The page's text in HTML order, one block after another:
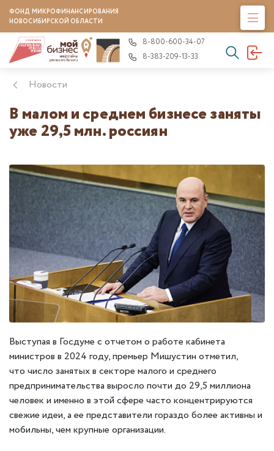
ФОНД МИКРОФИНАНСИРОВАНИЯ
НОВОСИБИРСКОЙ ОБЛАСТИ
8-800-600-34-07
8-383-209-13-33
Новости
В малом и среднем бизнесе заняты
уже 29,5 млн. россиян
Выступая в Госдуме с отчетом о работе кабинета
министров в 2024 году, премьер Мишустин отметил,
что число занятых в секторе малого и среднего
предпринимательства выросло почти до 29,5 миллиона
человек и именно в этой сфере часто концентрируются
свежие идеи, а ее представители гораздо более активны и
мобильны, чем крупные организации.